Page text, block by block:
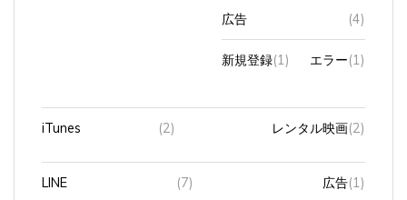
広告 (4)
新規登録 (1) エラー (1)
iTunes (2) レンタル映画(2)
LINE (7) 広告 (1)